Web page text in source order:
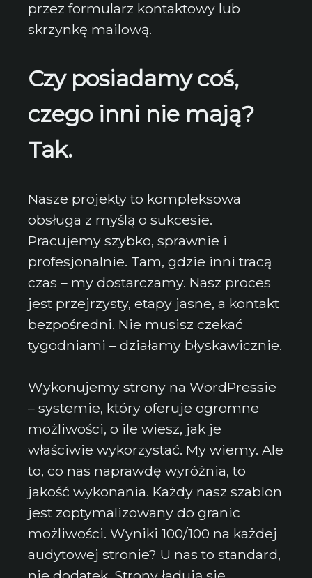
przez formularz kontaktowy lub
skrzynkę mailową.
Czy posiadamy coś,
czego inni nie mają?
Tak.
Nasze projekty to kompleksowa
obsługa z myślą o sukcesie.
Pracujemy szybko, sprawnie i
profesjonalnie. Tam, gdzie inni tracą
czas – my dostarczamy. Nasz proces
jest przejrzysty, etapy jasne, a kontakt
bezpośredni. Nie musisz czekać
tygodniami – działamy błyskawicznie.
Wykonujemy strony na WordPressie
– systemie, który oferuje ogromne
możliwości, o ile wiesz, jak je
właściwie wykorzystać. My wiemy. Ale
to, co nas naprawdę wyróżnia, to
jakość wykonania. Każdy nasz szablon
jest zoptymalizowany do granic
możliwości. Wyniki 100/100 na każdej
audytowej stronie? U nas to standard,